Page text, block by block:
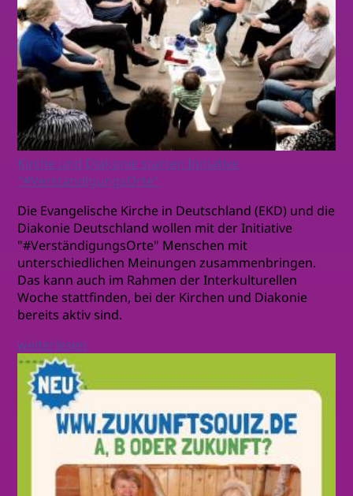
Kirche und Diakonie starten Initiative
"#VerständigungsOrte"
Die Evangelische Kirche in Deutschland (EKD) und die
Diakonie Deutschland wollen mit der Initiative
"#VerständigungsOrte" Menschen mit
unterschiedlichen Meinungen zusammenbringen.
Das kann auch im Rahmen der Interkulturellen
Woche stattfinden, bei der Kirchen und Diakonie
bereits aktiv sind.
weiterlesen